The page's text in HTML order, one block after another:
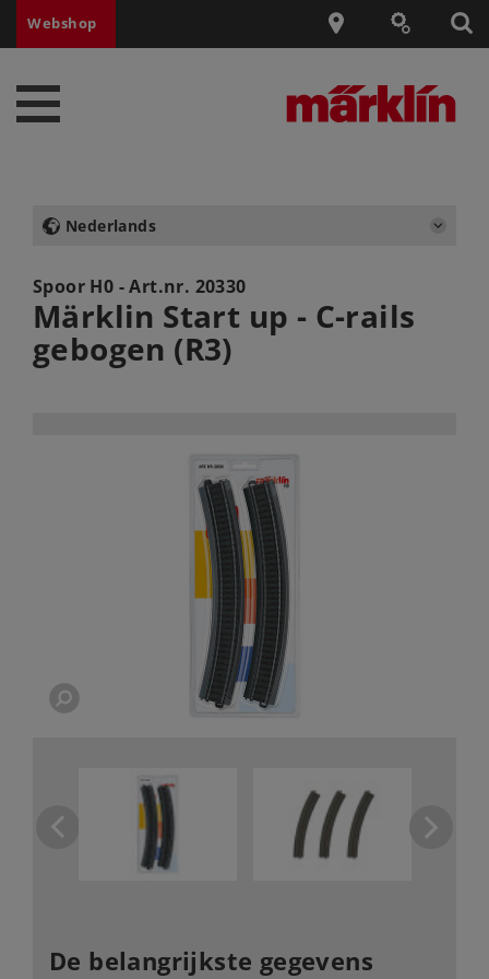
Webshop
Nederlands
Spoor H0 - Art.nr. 20330
Märklin Start up - C-rails
gebogen (R3)
De belangrijkste gegevens